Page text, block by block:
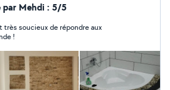
par Mehdi : 5/5
très soucieux de répondre aux
!